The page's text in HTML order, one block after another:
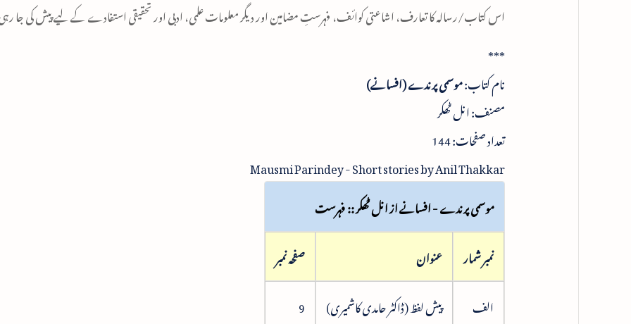
اس کتاب/رسالہ کا تعارف، اشاعتی کوائف، فہرستِ مضامین اور دیگر معلومات علمی، ادبی اور تحقیقی استفادے کے لیے پیش کی جا
***
نام کتاب:موسمی پرندے (افسانے)
مصنف: انل ٹھکر
تعداد صفحات: 144
Mausmi Parindey - Short stories by Anil Thakkar
موسمی پرندے - افسانے از انل ٹھکر :: فہرست
نمبر شمار
عنوان
صفحہ نمبر
الف
پیش لفظ (ڈاکٹر حامدی کاشمیری)
9